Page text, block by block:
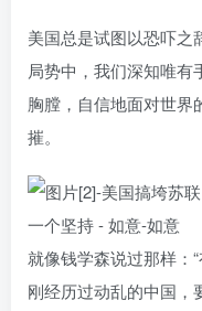
美国总是试图以恐吓之
局势中，我们深知唯有
胸膛，自信地面对世界
摧。
就像钱学森说过那样：
刚经历过动乱的中国，